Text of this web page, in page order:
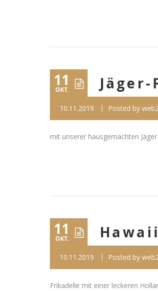
11
OKT.
10.11.2019 Posted by
mit unserer hausgemachten
11
OKT.
10.11.2019 Posted by
Frikadelle mit einer leckeren